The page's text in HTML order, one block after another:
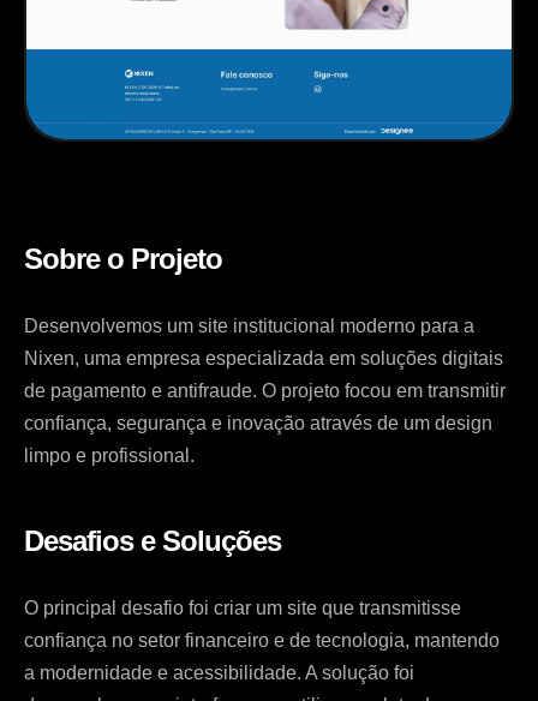
Sobre o Projeto
Desenvolvemos um site institucional moderno para a
Nixen, uma empresa especializada em soluções digitais
de pagamento e antifraude. O projeto focou em transmitir
confiança, segurança e inovação através de um design
limpo e profissional.
Desafios e Soluções
O principal desafio foi criar um site que transmitisse
confiança no setor financeiro e de tecnologia, mantendo
a modernidade e acessibilidade. A solução foi